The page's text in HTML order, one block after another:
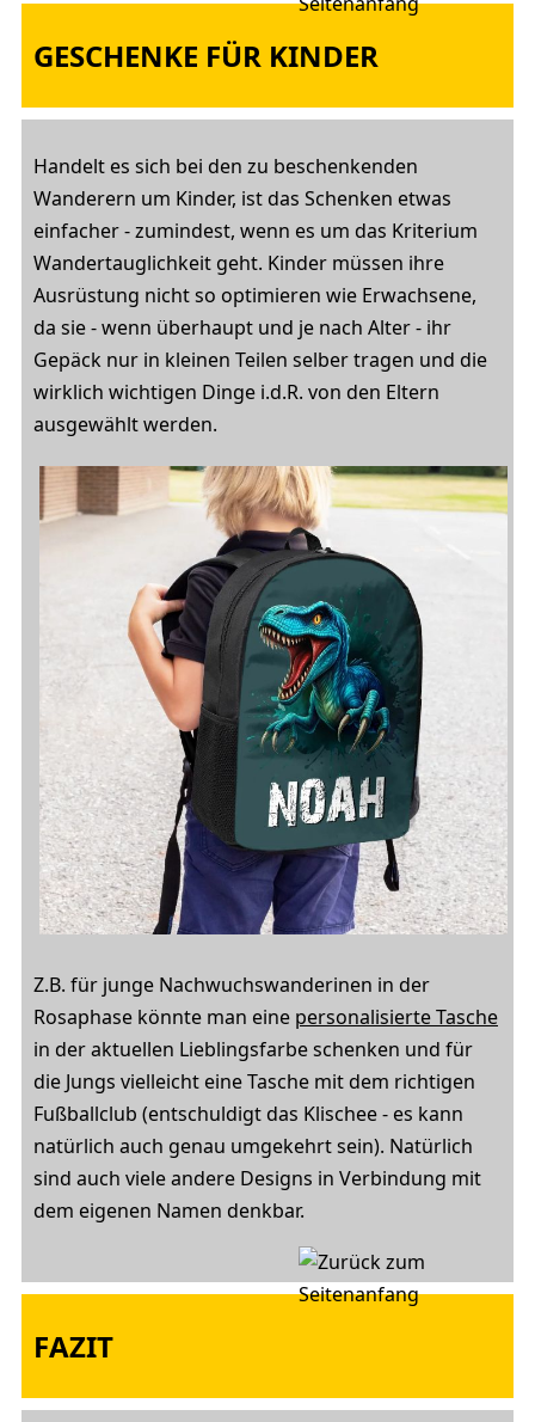
GESCHENKE FÜR KINDER
Handelt es sich bei den zu beschenkenden
Wanderern um Kinder, ist das Schenken etwas
einfacher - zumindest, wenn es um das Kriterium
Wandertauglichkeit geht. Kinder müssen ihre
Ausrüstung nicht so optimieren wie Erwachsene,
da sie - wenn überhaupt und je nach Alter - ihr
Gepäck nur in kleinen Teilen selber tragen und die
wirklich wichtigen Dinge i.d.R. von den Eltern
ausgewählt werden.
Z.B. für junge Nachwuchswanderinen in der
Rosaphase könnte man eine personalisierte Tasche
in der aktuellen Lieblingsfarbe schenken und für
die Jungs vielleicht eine Tasche mit dem richtigen
Fußballclub (entschuldigt das Klischee - es kann
natürlich auch genau umgekehrt sein). Natürlich
sind auch viele andere Designs in Verbindung mit
dem eigenen Namen denkbar.
FAZIT